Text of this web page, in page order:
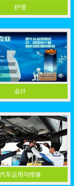
2026年最新开设的专
药剂- 医···
科职业技术学校是经
日制中职···
的，相关招生情况如
历届初中···
266号）周边治安整
护理
会计
汽车运用与维修